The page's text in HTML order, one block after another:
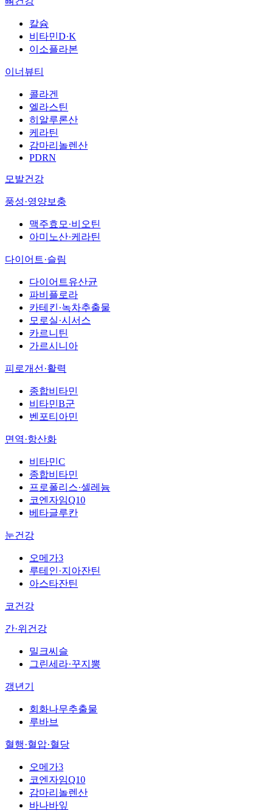
칼슘
비타민D·K
이소플라본
이너뷰티
콜라겐
엘라스틴
히알루론산
케라틴
감마리놀렌산
PDRN
모발건강
풍성·영양보충
맥주효모·비오틴
아미노산·케라틴
다이어트·슬림
다이어트유산균
파비플로라
카테킨·녹차추출물
모로실·시서스
카르니틴
가르시니아
피로개선·활력
종합비타민
비타민B군
벤포티아민
면역·항산화
비타민C
종합비타민
프로폴리스·셀레늄
코엔자임Q10
베타글루칸
눈건강
오메가3
루테인·지아잔틴
아스타잔틴
코건강
간·위건강
밀크씨슬
그린세라·꾸지뽕
갱년기
회화나무추출물
루바브
혈행·혈압·혈당
오메가3
코엔자임Q10
감마리놀렌산
바나바잎